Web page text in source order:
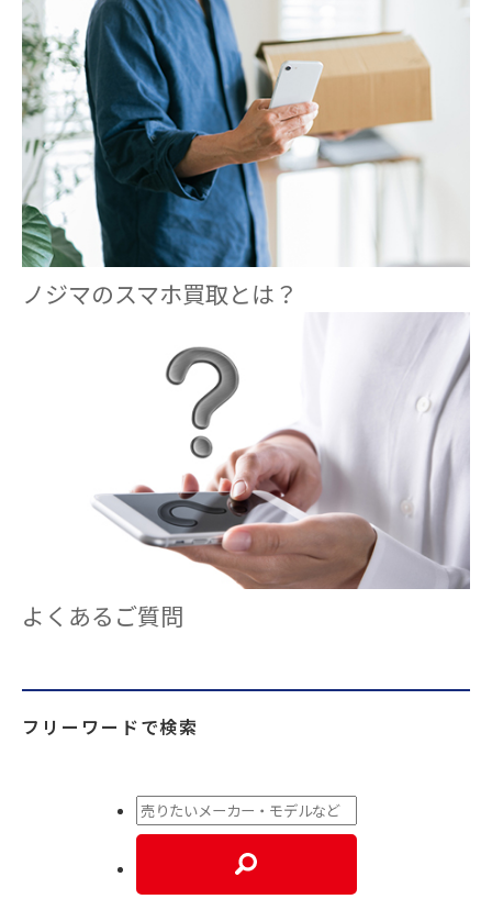
ノジマのスマホ買取とは？
よくあるご質問
フリーワードで検索